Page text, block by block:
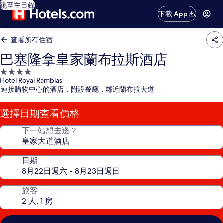
跳至主目錄
下載 App
查看所有住宿
巴塞隆拿皇家蘭布拉斯酒店
4.0
星
級
住
宿
Hotel Royal Ramblas
連接購物中心的酒店，附設餐廳，鄰近蘭布拉大道
選擇日期查看價格
下一站想去邊？
日期
旅客